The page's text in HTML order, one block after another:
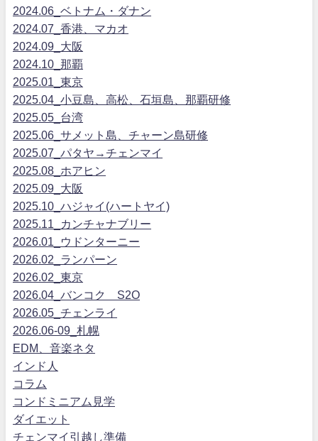
2024.06_ベトナム・ダナン
2024.07_香港、マカオ
2024.09_大阪
2024.10_那覇
2025.01_東京
2025.04_小豆島、高松、石垣島、那覇研修
2025.05_台湾
2025.06_サメット島、チャーン島研修
2025.07_パタヤ→チェンマイ
2025.08_ホアヒン
2025.09_大阪
2025.10_ハジャイ(ハートヤイ)
2025.11_カンチャナブリー
2026.01_ウドンターニー
2026.02_ランパーン
2026.02_東京
2026.04_バンコク S2O
2026.05_チェンライ
2026.06-09_札幌
EDM、音楽ネタ
インド人
コラム
コンドミニアム見学
ダイエット
チェンマイ引越し準備